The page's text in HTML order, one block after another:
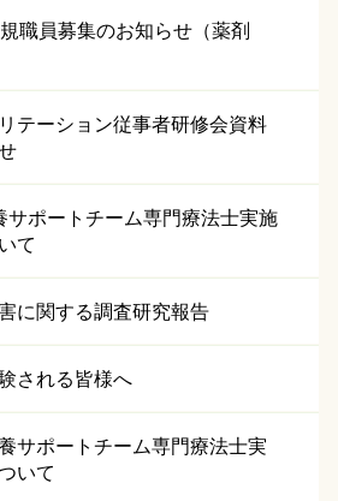
職員募集のお知らせ（薬剤
テーション従事者研修会資料
サポートチーム専門療法士実施
て
に関する調査研究報告
される皆様へ
サポートチーム専門療法士実
いて